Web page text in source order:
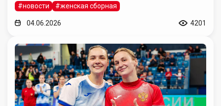
#новости #женская сборная
04.06.2026 4201